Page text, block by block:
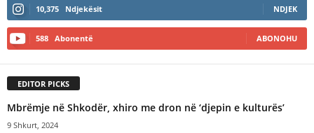
10,375 Ndjekësit NDJEK
588 Abonentë ABONOHU
EDITOR PICKS
Mbrëmje në Shkodër, xhiro me dron në ‘djepin e kulturës’
9 Shkurt, 2024